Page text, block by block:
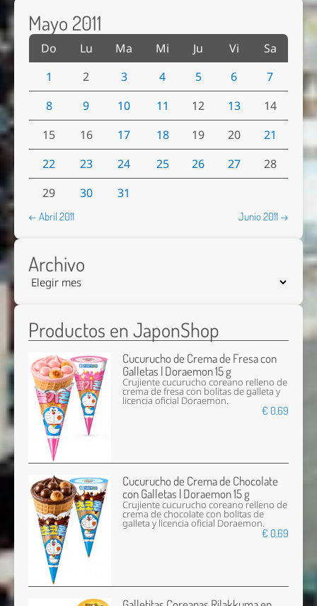
Mayo 2011
Do Lu Ma Mi Ju Vi
Sa
1
2 3 4 5 6
7
8
9 10 11 12 13
14
15
16 17 18 19 20
21
22
23 24 25 26 27
28
29
30 31
← Abril 2011 Junio 2011 →
Archivo
Productos en JaponShop
Cucurucho de Crema de Fresa con
Galletas | Doraemon 15 g
Crujiente cucurucho coreano relleno de
crema de fresa con bolitas de galleta y
licencia oficial Doraemon.
€ 0,69
Cucurucho de Crema de Chocolate
con Galletas | Doraemon 15 g
Crujiente cucurucho coreano relleno de
crema de chocolate con bolitas de
galleta y licencia oficial Doraemon.
€ 0,69